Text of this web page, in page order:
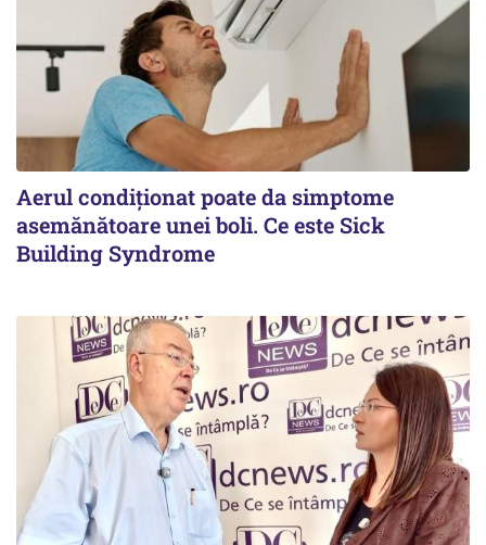
Aerul condiționat poate da simptome
asemănătoare unei boli. Ce este Sick
Building Syndrome